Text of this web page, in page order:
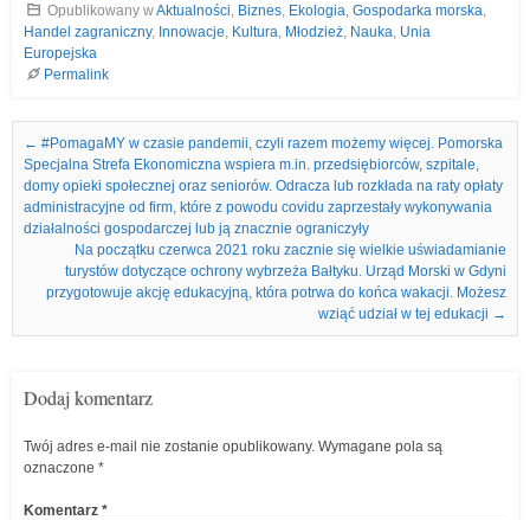
Opublikowany wAktualności Biznes, Ekologia Gospodarka morska
Handel zagraniczny, Innowacje Kultura Młodzież Nauka Unia
Europejska
Permalink
Nawigacja we wpisach
← #PomagaMY w czasie pandemii, czyli razem możemy więcej. Pomorska
Specjalna Strefa Ekonomiczna wspiera m.in. przedsiębiorców, szpitale,
domy opieki społecznej oraz seniorów. Odracza lub rozkłada na raty opłaty
administracyjne od firm, które z powodu covidu zaprzestały wykonywania
działalności gospodarczej lub ją znacznie ograniczyły
Na początku czerwca 2021 roku zacznie się wielkie uświadamianie
turystów dotyczące ochrony wybrzeża Bałtyku. Urząd Morski w Gdyni
przygotowuje akcję edukacyjną, która potrwa do końca wakacji. Możesz
wziąć udział w tej edukacji →
Dodaj komentarz
Twój adres e-mail nie zostanie opublikowany. Wymagane pola są
oznaczone *
Komentarz *